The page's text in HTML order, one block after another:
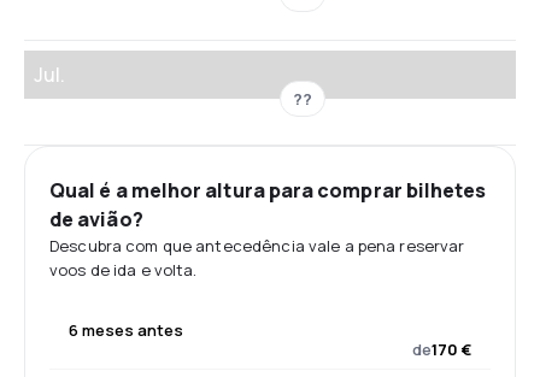
Jul.
??
Qual é a melhor altura para comprar bilhetes
de avião?
Descubra com que antecedência vale a pena reservar
voos de ida e volta.
6 meses antes
de170 €